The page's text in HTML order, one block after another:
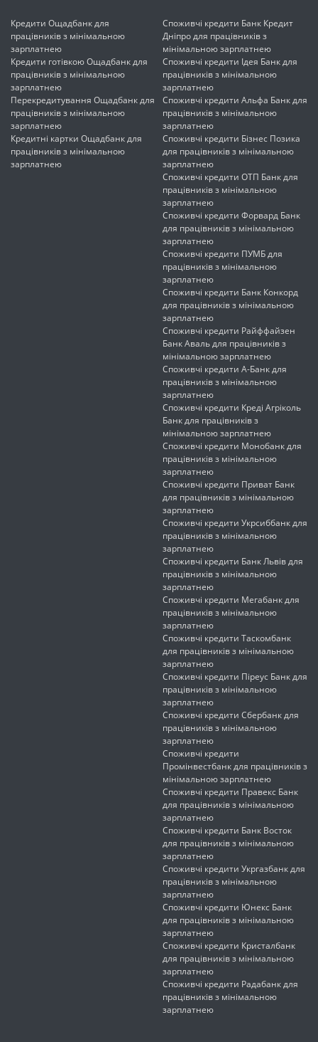
Кредити Ощадбанк для
працівників з мінімальною
зарплатнею
Кредити готівкою Ощадбанк для
працівників з мінімальною
зарплатнею
Перекредитування Ощадбанк для
працівників з мінімальною
зарплатнею
Кредитні картки Ощадбанк для
працівників з мінімальною
зарплатнею
Споживчі кредити Банк Кредит
Дніпро для працівників з
мінімальною зарплатнею
Споживчі кредити Ідея Банк для
працівників з мінімальною
зарплатнею
Споживчі кредити Альфа Банк для
працівників з мінімальною
зарплатнею
Споживчі кредити Бізнес Позика
для працівників з мінімальною
зарплатнею
Споживчі кредити ОТП Банк для
працівників з мінімальною
зарплатнею
Споживчі кредити Форвард Банк
для працівників з мінімальною
зарплатнею
Споживчі кредити ПУМБ для
працівників з мінімальною
зарплатнею
Споживчі кредити Банк Конкорд
для працівників з мінімальною
зарплатнею
Споживчі кредити Райффайзен
Банк Аваль для працівників з
мінімальною зарплатнею
Споживчі кредити А-Банк для
працівників з мінімальною
зарплатнею
Споживчі кредити Креді Агріколь
Банк для працівників з
мінімальною зарплатнею
Споживчі кредити Монобанк для
працівників з мінімальною
зарплатнею
Споживчі кредити Приват Банк
для працівників з мінімальною
зарплатнею
Споживчі кредити Укрсиббанк для
працівників з мінімальною
зарплатнею
Споживчі кредити Банк Львів для
працівників з мінімальною
зарплатнею
Споживчі кредити Мегабанк для
працівників з мінімальною
зарплатнею
Споживчі кредити Таскомбанк
для працівників з мінімальною
зарплатнею
Споживчі кредити Піреус Банк для
працівників з мінімальною
зарплатнею
Споживчі кредити Сбербанк для
працівників з мінімальною
зарплатнею
Споживчі кредити
Промінвестбанк для працівників з
мінімальною зарплатнею
Споживчі кредити Правекс Банк
для працівників з мінімальною
зарплатнею
Споживчі кредити Банк Восток
для працівників з мінімальною
зарплатнею
Споживчі кредити Укргазбанк для
працівників з мінімальною
зарплатнею
Споживчі кредити Юнекс Банк
для працівників з мінімальною
зарплатнею
Споживчі кредити Кристалбанк
для працівників з мінімальною
зарплатнею
Споживчі кредити Радабанк для
працівників з мінімальною
зарплатнею